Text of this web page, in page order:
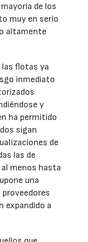
de los
muy en serio
altamente
las flotas ya
inmediato
y
ha permitido
sigan
de
las de
menos hasta
una
expandido a